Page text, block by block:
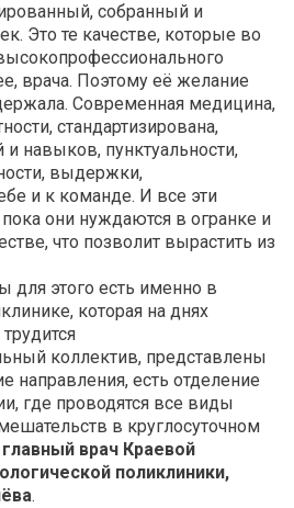
собранный и
Это те качестве, которые во
врача. Поэтому её желание
Современная медицина,
стандартизирована,
и навыков, пунктуальности,
выдержки,
и к команде. И все эти
пока они нуждаются в огранке и
что позволит вырастить из
для этого есть именно в
которая на днях
коллектив, представлены
направления, есть отделение
где проводятся все виды
в круглосуточном
главный врач Краевой
поликлиники,
.